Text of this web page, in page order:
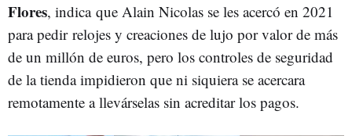
Flores, indica que Alain Nicolas se les acercó en 2021
para pedir relojes y creaciones de lujo por valor de más
de un millón de euros, pero los controles de seguridad
de la tienda impidieron que ni siquiera se acercara
remotamente a llevárselas sin acreditar los pagos.